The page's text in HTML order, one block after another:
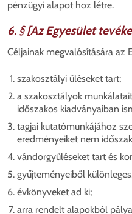
pénzügyi alapot hoz létre.
6. § [Az Egyesület
Céljainak megvalósítására az
szakosztályi üléseket tart;
a szakosztályok
időszakos kiadványaiban
tagjai kutatómunkájához
eredményeiket nem
vándorgyűléseket tart és
gyűjteményeiből
évkönyveket ad ki;
arra rendelt alapokból